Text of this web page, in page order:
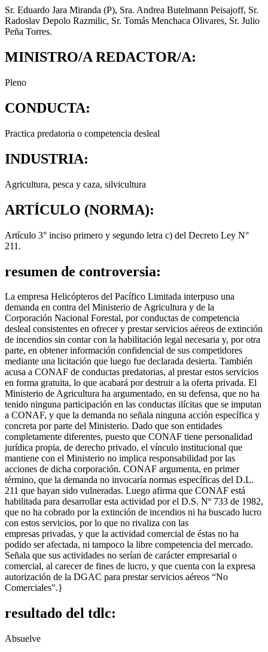
Sr. Eduardo Jara Miranda (P), Sra. Andrea Butelmann Peisajoff, Sr.
Radoslav Depolo Razmilic, Sr. Tomás Menchaca Olivares, Sr. Julio
Peña Torres.
MINISTRO/A REDACTOR/A:
Pleno
CONDUCTA:
Practica predatoria o competencia desleal
INDUSTRIA:
Agricultura, pesca y caza, silvicultura
ARTÍCULO (NORMA):
Artículo 3° inciso primero y segundo letra c) del Decreto Ley N°
211.
resumen de controversia:
La empresa Helicópteros del Pacífico Limitada interpuso una
demanda en contra del Ministerio de Agricultura y de la
Corporación Nacional Forestal, por conductas de competencia
desleal consistentes en ofrecer y prestar servicios aéreos de extinción
de incendios sin contar con la habilitación legal necesaria y, por otra
parte, en obtener información confidencial de sus competidores
mediante una licitación que luego fue declarada desierta. También
acusa a CONAF de conductas predatorias, al prestar estos servicios
en forma gratuita, lo que acabará por destruir a la oferta privada. El
Ministerio de Agricultura ha argumentado, en su defensa, que no ha
tenido ninguna participación en las conductas ilícitas que se imputan
a CONAF, y que la demanda no señala ninguna acción específica y
concreta por parte del Ministerio. Dado que son entidades
completamente diferentes, puesto que CONAF tiene personalidad
jurídica propia, de derecho privado, el vínculo institucional que
mantiene con el Ministerio no implica responsabilidad por las
acciones de dicha corporación. CONAF argumenta, en primer
término, que la demanda no invocaría normas específicas del D.L.
211 que hayan sido vulneradas. Luego afirma que CONAF está
habilitada para desarrollar esta actividad por el D.S. Nº 733 de 1982,
que no ha cobrado por la extinción de incendios ni ha buscado lucro
con estos servicios, por lo que no rivaliza con las
empresas privadas, y que la actividad comercial de éstas no ha
podido ser afectada, ni tampoco la libre competencia del mercado.
Señala que sus actividades no serían de carácter empresarial o
comercial, al carecer de fines de lucro, y que cuenta con la expresa
autorización de la DGAC para prestar servicios aéreos “No
Comerciales".}
resultado del tdlc:
Absuelve